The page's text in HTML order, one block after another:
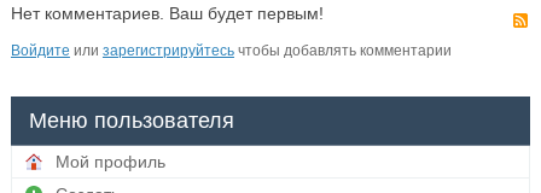
Нет комментариев. Ваш будет первым!
Войдите или зарегистрируйтесьчтобы добавлять комментарии
Меню пользователя
Мой профиль